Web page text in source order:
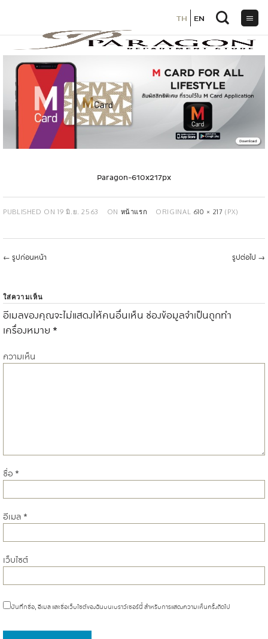
เนื้อหา
Paragon-610x217px
PUBLISHED ON19 มิ.ย. 2563 ON หน้าแรก ORIGINAL 610 × 217 (PX)
← รูปก่อนหน้า รูปต่อไป →
ใส่ความเห็น
อีเมลของคุณจะไม่แสดงให้คนอื่นเห็น ช่องข้อมูลจำเป็นถูกทำ
เครื่องหมาย *
ความเห็น
ชื่อ *
อีเมล *
เว็บไซต์
บันทึกชื่อ, อีเมล และชื่อเว็บไซต์ของฉันบนเบราว์เซอร์นี้ สำหรับการแสดงความเห็นครั้งถัดไป
TH EN
TH EN